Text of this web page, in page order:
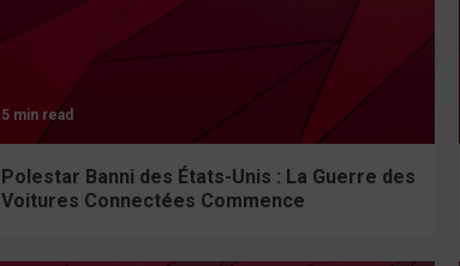
5 min read
Polestar Banni des États-Unis : La Guerre des
Voitures Connectées Commence